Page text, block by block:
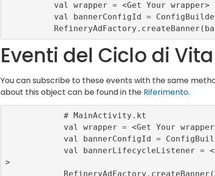
Eventi del Ciclo di Vita
You can subscribe to these events with the same
about this object can be found in the Riferimento.
>